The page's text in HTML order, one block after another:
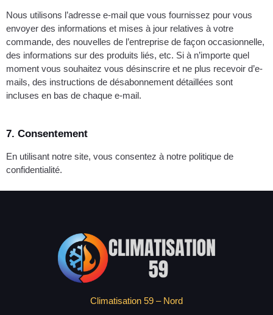
Nous utilisons l’adresse e-mail que vous fournissez pour vous
envoyer des informations et mises à jour relatives à votre
commande, des nouvelles de l’entreprise de façon occasionnelle,
des informations sur des produits liés, etc. Si à n’importe quel
moment vous souhaitez vous désinscrire et ne plus recevoir d’e-
mails, des instructions de désabonnement détaillées sont
incluses en bas de chaque e-mail.
7. Consentement
En utilisant notre site, vous consentez à notre politique de
confidentialité.
Climatisation 59 – Nord